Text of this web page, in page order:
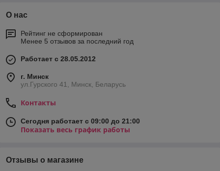
О нас
Рейтинг не сформирован
Менее 5 отзывов за последний год
Работает с 28.05.2012
г. Минск
ул.Гурского 41, Минск, Беларусь
Контакты
Сегодня работает с 09:00 до 21:00
Показать весь график работы
Отзывы о магазине